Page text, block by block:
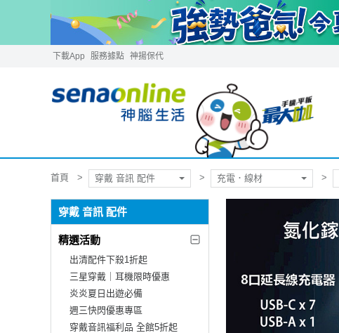
下載App 服務據點 神揚保代
首頁 穿戴 音訊 配件 充電．線材
穿戴 音訊 配件
精選活動
出清配件下殺1折起
三星穿戴｜耳機限時優惠
炎炎夏日出遊必備
週三快閃優惠專區
穿戴音訊福利品 全館5折起